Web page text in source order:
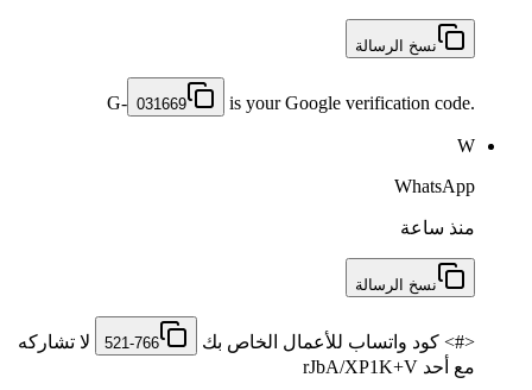
نسخ الرسالة
G- 031669 is your Google verification code.
W
WhatsApp
منذ ساعة
نسخ الرسالة
<#> كود واتساب للأعمال الخاص بك ‎ 521-766
لا تشاركه
مع أحد rJbA/XP1K+V